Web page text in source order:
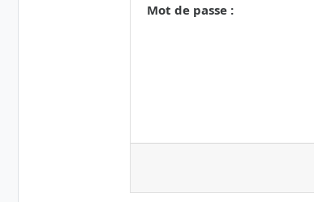
Mot de passe :